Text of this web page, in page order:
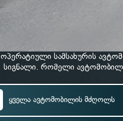
ოპერატიული სამსახურის
სიგნალი. რომელი
ყველა ავტომობილის მძღოლს